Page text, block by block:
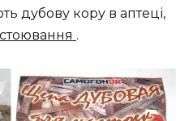
s
e
e
дубову кору в аптеці,
.